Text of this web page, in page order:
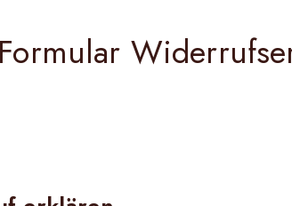
Formular